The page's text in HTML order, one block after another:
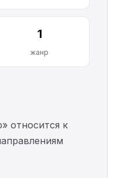
1
жанр
относится к